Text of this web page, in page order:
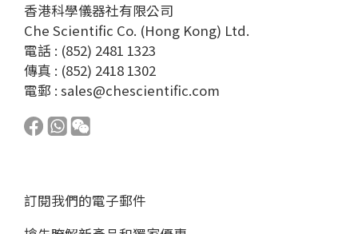
香港科學儀器社有限公司
Che Scientific Co. (Hong Kong) Ltd.
電話 : (852) 2481 1323
傳真 : (852) 2418 1302
電郵 : sales@chescientific.com
訂閱我們的電子郵件